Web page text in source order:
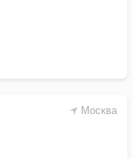
Москва